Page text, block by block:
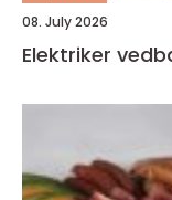
08. July 2026